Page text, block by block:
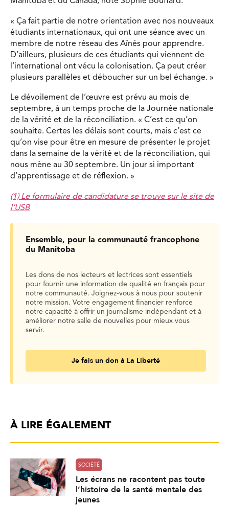
« Ça fait partie de notre orientation avec nos nouveaux
étudiants internationaux, qui ont une séance avec un
membre de notre réseau des Aînés pour apprendre.
D’ailleurs, plusieurs de ces étudiants qui viennent de
l’international ont vécu la colonisation. Ça peut créer
plusieurs parallèles et déboucher sur un bel échange. »
Le dévoilement de l’œuvre est prévu au mois de
septembre, à un temps proche de la Journée nationale
de la vérité et de la réconciliation. « C’est ce qu’on
souhaite. Certes les délais sont courts, mais c’est ce
qu’on vise pour être en mesure de présenter le projet
dans la semaine de la vérité et de la réconciliation, qui
nous mène au 30 septembre. Un jour si important
d’apprentissage et de réflexion. »
(1) Le formulaire de candidature se trouve sur le site de
l’USB
Ensemble, pour la communauté francophone
du Manitoba
Les dons de nos lecteurs et lectrices sont essentiels
pour fournir une information de qualité en français pour
notre communauté. Joignez-vous à nous pour soutenir
notre mission. Votre engagement financier renforce
notre capacité à offrir un journalisme indépendant et à
améliorer notre salle de nouvelles pour mieux vous
servir.
Je fais un don à La Liberté
À LIRE ÉGALEMENT
SOCIÉTÉ
Les écrans ne racontent pas toute
l’histoire de la santé mentale des
jeunes